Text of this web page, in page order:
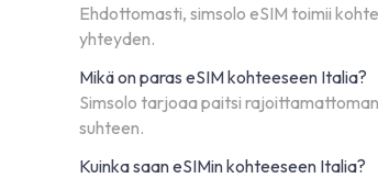
Ehdottomasti, simsolo eSIM toimii
yhteyden.
Mikä on paras eSIM kohteeseen Italia?
Simsolo tarjoaa paitsi
suhteen.
Kuinka saan eSIMin kohteeseen Italia?